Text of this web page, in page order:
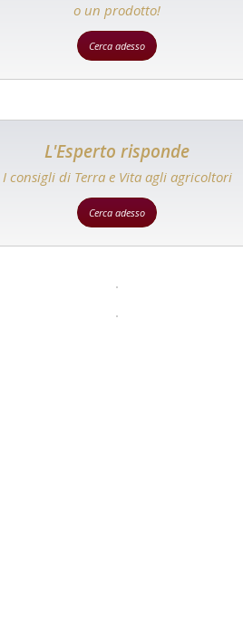
o un prodotto!
Cerca adesso
L'Esperto risponde
I consigli di Terra e Vita agli agricoltori
Cerca adesso